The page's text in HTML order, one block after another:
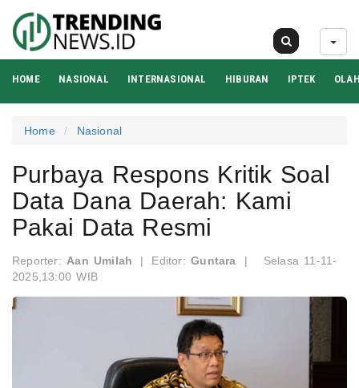
HOME NASIONAL INTERNASIONAL HIBURAN IPTEK
Home Nasional
Purbaya Respons Kritik Soal
Data Dana Daerah: Kami
Pakai Data Resmi
Reporter: Aan Umilah | Editor:Guntara |
Selasa 11-11-
2025,13:00 WIB